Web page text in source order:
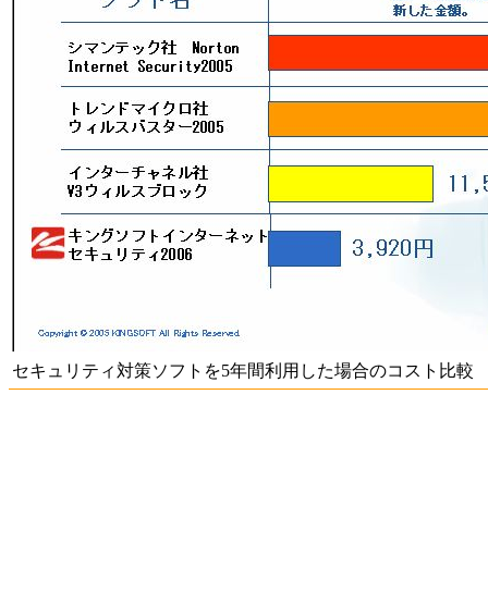
セキュリティ対策ソフトを5年間利用した場合のコスト比較